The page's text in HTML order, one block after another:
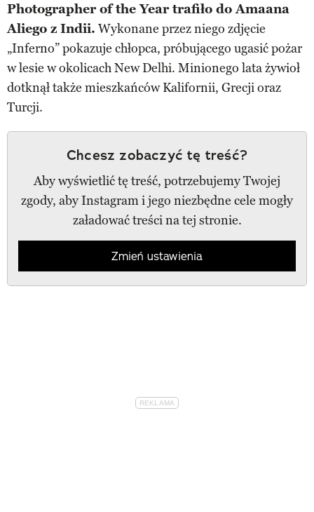
Photographer of the Year trafiło do Amaana
Aliego z Indii. Wykonane przez niego zdjęcie
„Inferno” pokazuje chłopca, próbującego ugasić pożar
w lesie w okolicach New Delhi. Minionego lata żywioł
dotknął także mieszkańców Kalifornii, Grecji oraz
Turcji.
Chcesz zobaczyć tę treść?
Aby wyświetlić tę treść, potrzebujemy Twojej
zgody, aby Instagram i jego niezbędne cele mogły
załadować treści na tej stronie.
Zmień ustawienia